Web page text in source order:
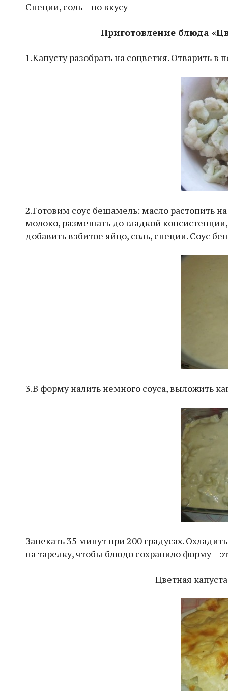
Специи, соль – по вкусу
Приготовление блюда
1.Капусту разобрать на соцветия. Отварить
2.Готовим соус бешамель: масло растопить
молоко, размешать до гладкой
добавить взбитое яйцо, соль, специи. Соус
3.В форму налить немного соуса, выложить
Запекать 35 минут при 200 градусах.
на тарелку, чтобы блюдо сохранило форму –
Цветная